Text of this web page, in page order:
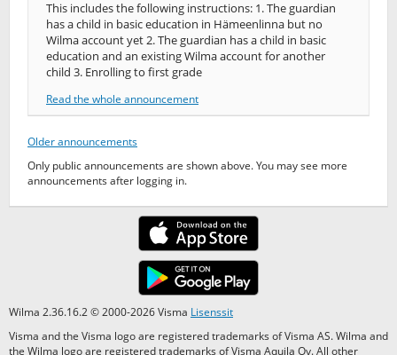
This includes the following instructions: 1. The guardian
has a child in basic education in Hämeenlinna but no
Wilma account yet 2. The guardian has a child in basic
education and an existing Wilma account for another
child 3. Enrolling to first grade
Read the whole announcement
Older announcements
Only public announcements are shown above. You may see more
announcements after logging in.
Wilma 2.36.16.2 © 2000-2026 Visma Lisenssit
Visma and the Visma logo are registered trademarks of Visma AS. Wilma and
the Wilma logo are registered trademarks of Visma Aquila Oy. All other